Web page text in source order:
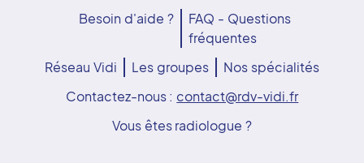
Besoin d'aide ?
FAQ - Questions
fréquentes
Réseau Vidi
Les groupes
Nos spécialités
Contactez-nous : contact@rdv-vidi.fr
Vous êtes radiologue ?